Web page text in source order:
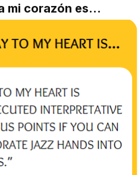
mi corazón es...